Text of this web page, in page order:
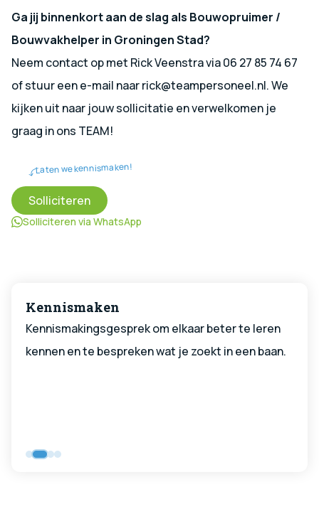
Ga jij binnenkort aan de slag als Bouwopruimer /
Bouwvakhelper in Groningen Stad?
Neem contact op met Rick Veenstra via 06 27 85 74 67
of stuur een e-mail naar rick@teampersoneel.nl. We
kijken uit naar jouw sollicitatie en verwelkomen je
graag in ons TEAM!
Laten we kennismaken!
Solliciteren
Solliciteren via WhatsApp
Kennismaken
Kennismakingsgesprek om elkaar beter te leren
kennen en te bespreken wat je zoekt in een baan.